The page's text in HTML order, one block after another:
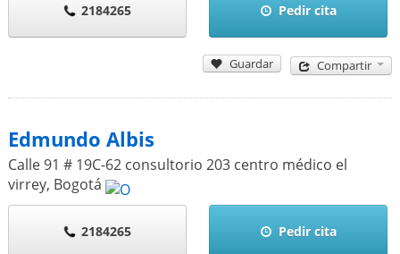
2184265 Pedir cita
Guardar Compartir
Edmundo Albis
Calle 91 # 19C-62 consultorio 203 centro médico el
virrey, Bogotá
2184265 Pedir cita